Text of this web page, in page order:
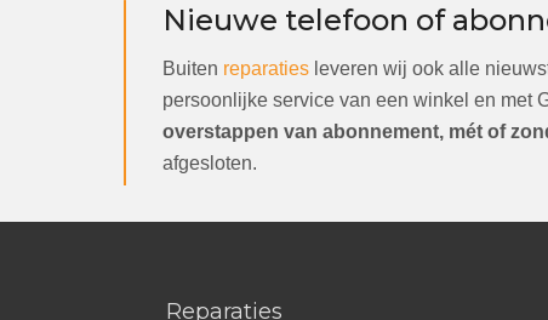
Nieuwe telefoon of
Buiten reparaties leveren wij ook alle
persoonlijke service van een winkel en met
overstappen van abonnement, mét of
afgesloten.
Reparaties